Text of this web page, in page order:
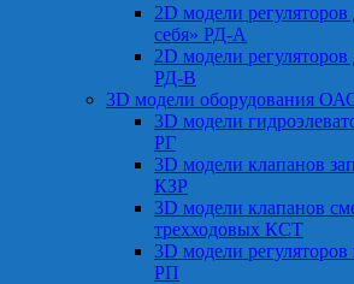
2D модели
себя» РД-А
2D модели регуляторов
РД-В
3D модели оборудования
3D модели
РГ
3D модели клапанов
КЗР
3D модели клапанов
трехходовых КСТ
3D модели регуляторов
РП